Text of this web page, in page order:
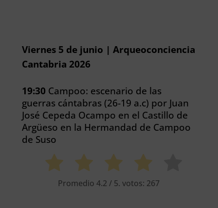
Viernes 5 de junio | Arqueoconciencia
Cantabria 2026
19:30 Campoo: escenario de las
guerras cántabras (26-19 a.c) por Juan
José Cepeda Ocampo en el Castillo de
Argüeso en la Hermandad de Campoo
de Suso
Promedio4.2 / 5. votos: 267